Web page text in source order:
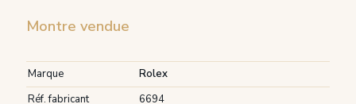
Montre vendue
Marque
Rolex
Réf. fabricant
6694